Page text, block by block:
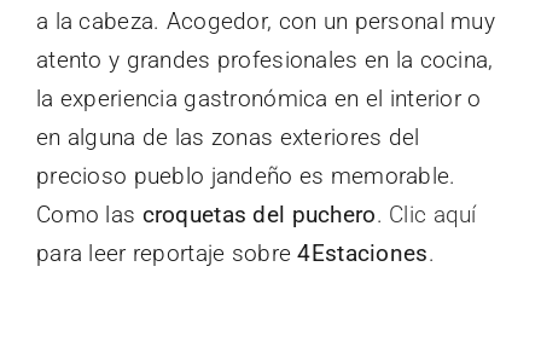
a la cabeza. Acogedor, con un personal muy
atento y grandes profesionales en la cocina,
la experiencia gastronómica en el interior o
en alguna de las zonas exteriores del
precioso pueblo jandeño es memorable.
Como las croquetas del puchero. Clic aquí
para leer reportaje sobre 4Estaciones.